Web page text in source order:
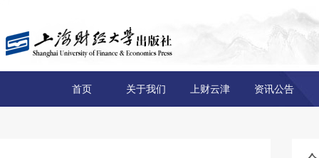
首页 关于我们 上财云津 资讯公告